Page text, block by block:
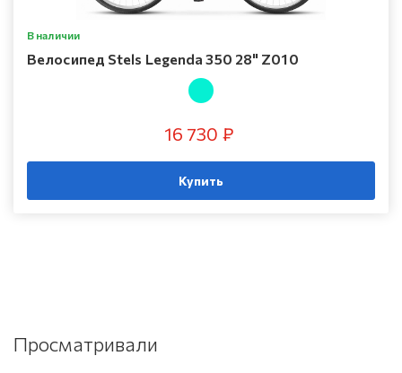
В наличии
Велосипед Stels Legenda 350 28" Z010
16 730 ₽
Купить
Просматривали